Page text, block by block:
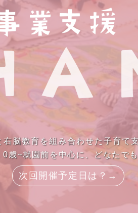
脳教育を組み合わせた子育て
歳~就園前を中心に、どなたで
次回開催予定日は？→